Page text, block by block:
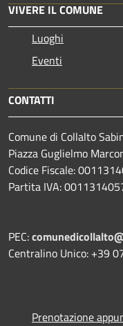
VIVERE IL COMUNE
Luoghi
Eventi
CONTATTI
Comune di Collalto
Piazza Guglielmo
Codice Fiscale:
Partita IVA:
PEC:
Centralino Unico: +39
Prenotazione